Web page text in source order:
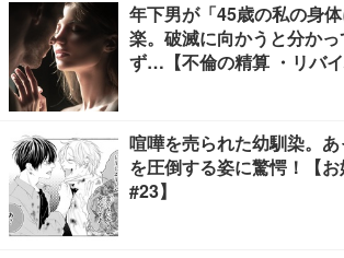
年下男が「45歳の私の身
楽。破滅に向かうと分か
ず…【不倫の精算 ・リバイ
喧嘩を売られた幼馴染。
を圧倒する姿に驚愕！【
#23】